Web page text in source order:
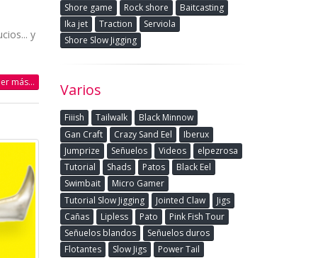
y
más...
Shore game
Rock shore
Baitcasting
Ika jet
Traction
Serviola
Shore Slow Jigging
Varios
Fiiish Tailwalk
Black Minnow
Gan Craft
Crazy Sand Eel
Iberux
Jumprize
Señuelos Videos
elpezrosa
Tutorial
Shads Patos
Black Eel
Swimbait
Micro Gamer
Tutorial Slow Jigging
Jointed Claw
Jigs
Cañas
Lipless Pato
Pink Fish Tour
Señuelos blandos
Señuelos duros
Flotantes
Slow Jigs
Power Tail